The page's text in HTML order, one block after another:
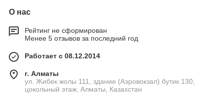
О нас
Рейтинг не сформирован
Менее 5 отзывов за последний год
Работает с 08.12.2014
г. Алматы
ул. Жибек жолы 111, здание (Аэровокзал) бутик 130,
цокольный этаж, Алматы, Казахстан